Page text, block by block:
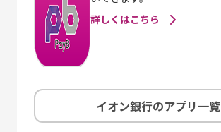
詳しくはこちら
イオン銀行のアプリ一覧